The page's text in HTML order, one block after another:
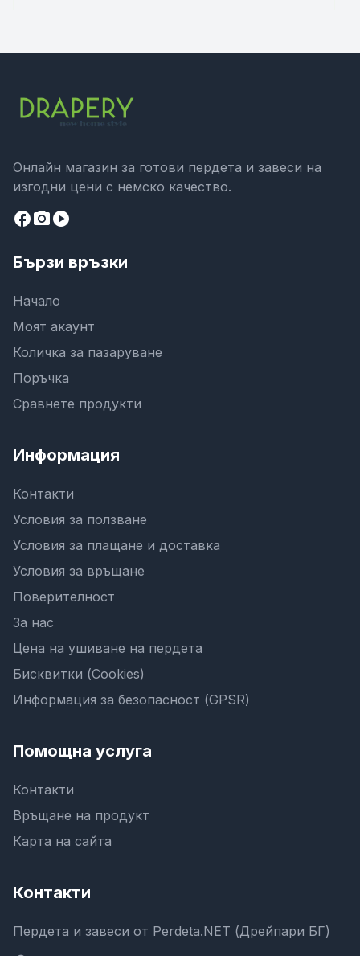
Онлайн магазин за готови пердета и завеси на
изгодни цени с немско качество.
facebookcamera_altplay_circle
Бързи връзки
Начало
Моят акаунт
Количка за пазаруване
Поръчка
Сравнете продукти
Информация
Контакти
Условия за ползване
Условия за плащане и доставка
Условия за връщане
Поверителност
За нас
Цена на ушиване на пердета
Бисквитки (Cookies)
Информация за безопасност (GPSR)
Помощна услуга
Контакти
Връщане на продукт
Карта на сайта
Контакти
Пердета и завеси от Perdeta.NET (Дрейпари БГ)